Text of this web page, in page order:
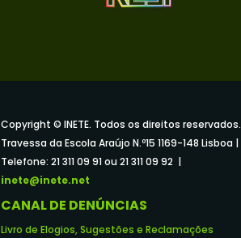
Copyright © INETE. Todos os direitos reservados.
Travessa da Escola Araújo N.º15 1169-148 Lisboa |
Telefone: 21 311 09 91 ou 21 311 09 92 |
inete@inete.net
CANAL DE DENÚNCIAS
Livro de Elogios, Sugestões e Reclamações